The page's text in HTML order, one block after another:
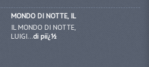
MONDO DI NOTTE, IL
IL MONDO DI NOTTE,
LUIGI...di piï¿½